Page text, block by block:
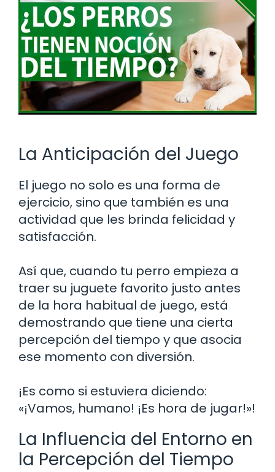
La Anticipación del Juego
El juego no solo es una forma de
ejercicio, sino que también es una
actividad que les brinda felicidad y
satisfacción.
Así que, cuando tu perro empieza a
traer su juguete favorito justo antes
de la hora habitual de juego, está
demostrando que tiene una cierta
percepción del tiempo y que asocia
ese momento con diversión.
¡Es como si estuviera diciendo:
«¡Vamos, humano! ¡Es hora de jugar!»!
La Influencia del Entorno en
la Percepción del Tiempo